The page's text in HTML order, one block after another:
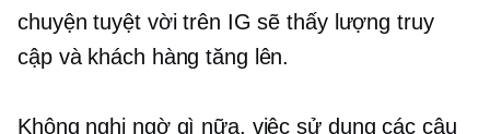
chuyện tuyệt vời trên IG sẽ thấy lượng truy
cập và khách hàng tăng lên.
Không nghi ngờ gì nữa, việc sử dụng các câu